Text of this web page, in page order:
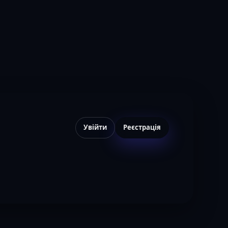
Увійти Реєстрація